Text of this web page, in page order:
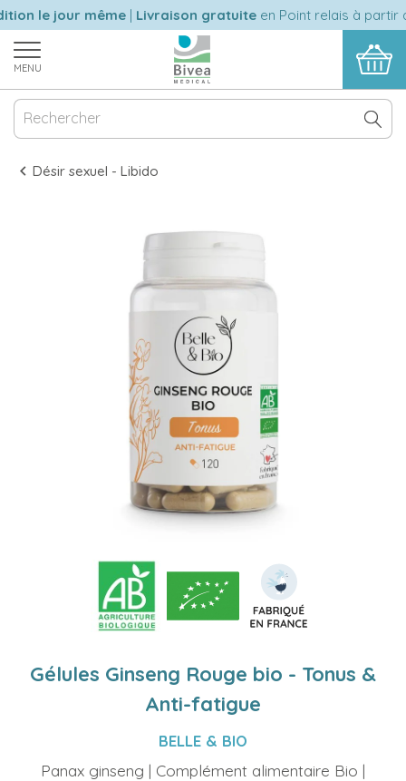
le jour même|Livraison gratuiteen Point relais à partir
MENU
Désir sexuel - Libido
Gélules Ginseng Rouge bio - Tonus &
Anti-fatigue
BELLE & BIO
Panax ginseng | Complément alimentaire Bio |